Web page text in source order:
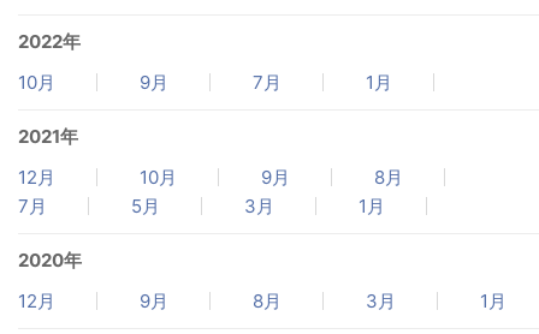
2022年
10月
9月 7月 1月
2021年
12月
10月 9月
8月
7月
5月 3月 1月
2020年
12月
9月 8月 3月 1月